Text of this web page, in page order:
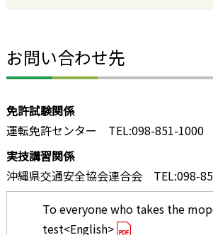
お問い合わせ先
免許試験関係
運転免許センター TEL:098-851-1000
実技講習関係
沖縄県交通安全協会連合会 TEL:098-
To everyone who takes the
test<English>